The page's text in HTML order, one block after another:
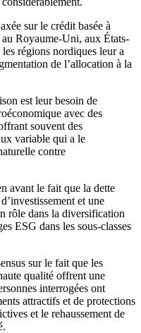
sur le crédit basée à
Royaume-Uni, aux États-
régions nordiques leur a
de l’allocation à la
est leur besoin de
avec des
souvent des
variable qui a le
contre
avant le fait que la dette
et une
rôle dans la diversification
ESG dans les sous-classes
sur le fait que les
qualité offrent une
interrogées ont
attractifs et de protections
et le rehaussement de